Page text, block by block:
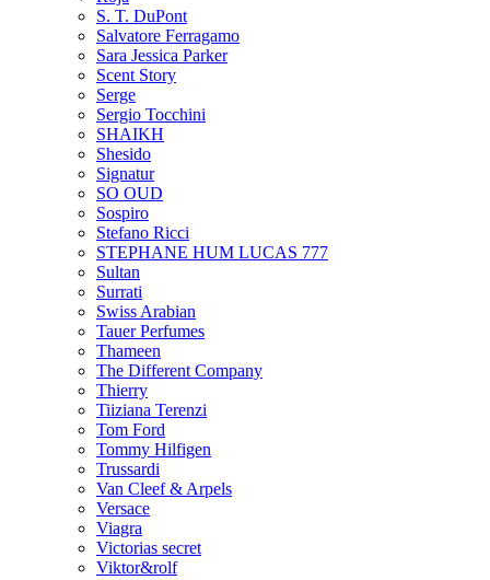
S. T. DuPont
Salvatore Ferragamo
Sara Jessica Parker
Scent Story
Serge
Sergio Tocchini
SHAIKH
Shesido
Signatur
SO OUD
Sospiro
Stefano Ricci
STEPHANE HUM LUCAS 777
Sultan
Surrati
Swiss Arabian
Tauer Perfumes
Thameen
The Different Company
Thierry
Tiiziana Terenzi
Tom Ford
Tommy Hilfigen
Trussardi
Van Cleef & Arpels
Versace
Viagra
Victorias secret
Viktor&rolf